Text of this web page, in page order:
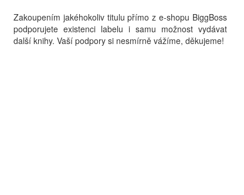
Zakoupením jakéhokoliv titulu přímo z e-shopu BiggBoss
podporujete existenci labelu i samu možnost vydávat
další knihy. Vaší podpory si nesmírně vážíme, děkujeme!